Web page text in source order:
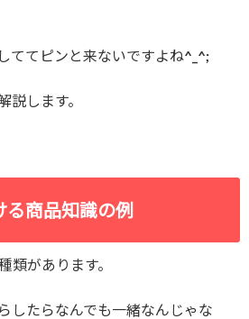
ててピンと来ないですよね^_^;
説します。
商品知識の例
類があります。
したらなんでも一緒なんじゃな